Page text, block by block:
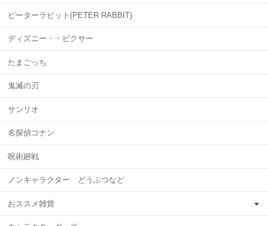
ピーターラビット(PETER RABBIT)
ディズニー・・ピクサー
たまごっち
鬼滅の刃
サンリオ
名探偵コナン
呪術廻戦
ノンキャラクター どうぶつなど
おススメ雑貨